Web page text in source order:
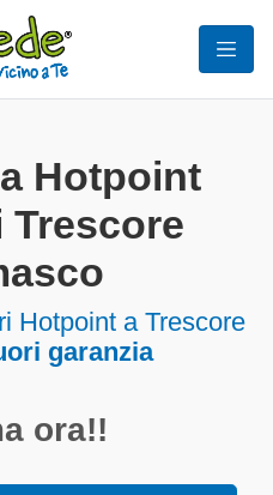
Hotpoint
Hotpoint a Trescore
garanzia
ora!!